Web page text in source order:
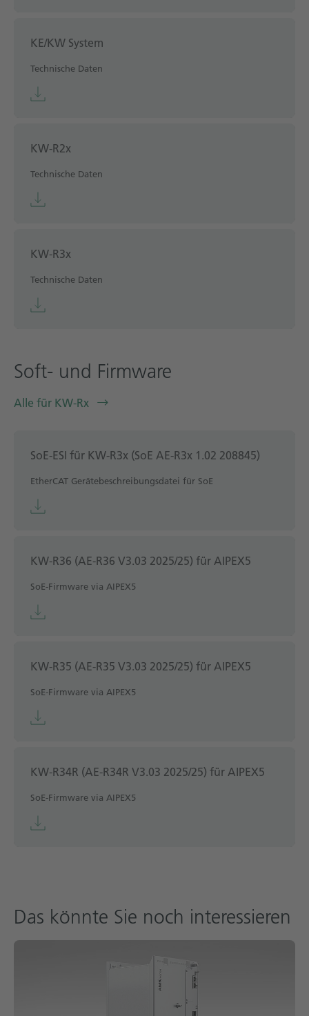
KE/KW System
Technische Daten
KW-R2x
Technische Daten
KW-R3x
Technische Daten
Soft- und Firmware
Alle für KW-Rx
SoE-ESI für KW-R3x (SoE AE-R3x 1.02 208845)
EtherCAT Gerätebeschreibungsdatei für SoE
KW-R36 (AE-R36 V3.03 2025/25) für AIPEX5
SoE-Firmware via AIPEX5
KW-R35 (AE-R35 V3.03 2025/25) für AIPEX5
SoE-Firmware via AIPEX5
KW-R34R (AE-R34R V3.03 2025/25) für AIPEX5
SoE-Firmware via AIPEX5
Das könnte Sie noch interessieren